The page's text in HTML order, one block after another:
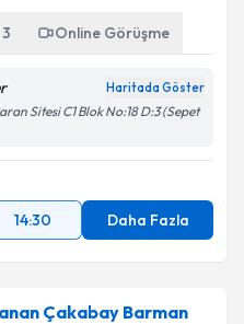
3 Online Görüşme
Haritada Göster
Sitesi C1 Blok No:18 D:3 (Sepet
14:30 Daha Fazla
Çakabay Barman